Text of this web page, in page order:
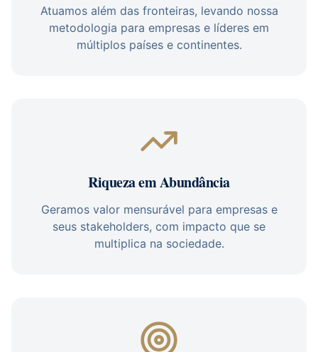
Atuamos além das fronteiras, levando nossa
metodologia para empresas e líderes em
múltiplos países e continentes.
Riqueza em Abundância
Geramos valor mensurável para empresas e
seus stakeholders, com impacto que se
multiplica na sociedade.